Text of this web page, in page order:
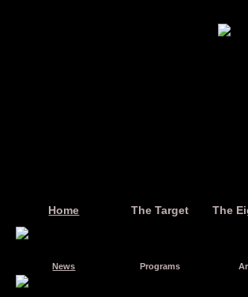
Home The Target The
News Programs